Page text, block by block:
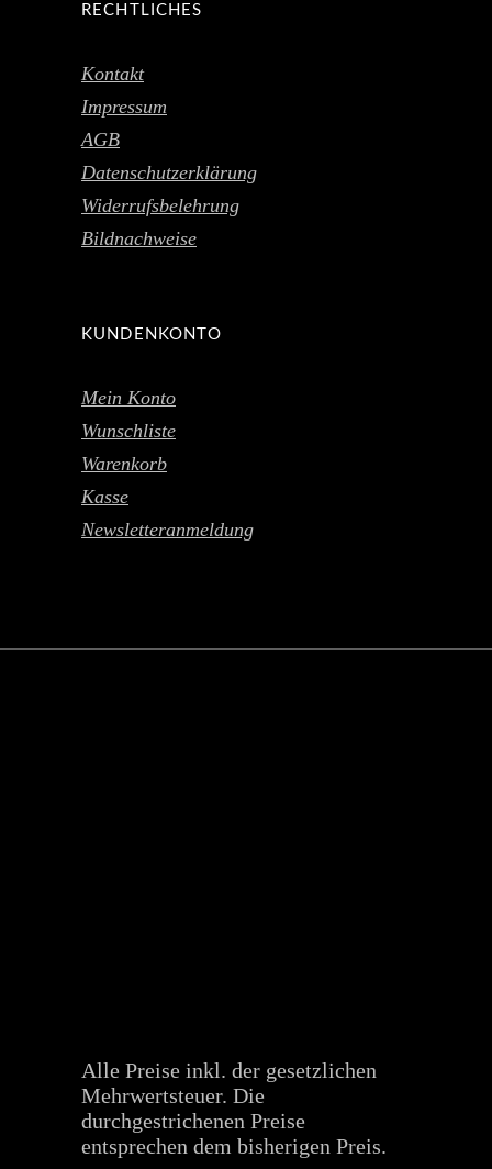
RECHTLICHES
Kontakt
Impressum
AGB
Datenschutzerklärung
Widerrufsbelehrung
Bildnachweise
KUNDENKONTO
Mein Konto
Wunschliste
Warenkorb
Kasse
Newsletteranmeldung
Alle Preise inkl. der gesetzlichen
Mehrwertsteuer. Die
durchgestrichenen Preise
entsprechen dem bisherigen Preis.